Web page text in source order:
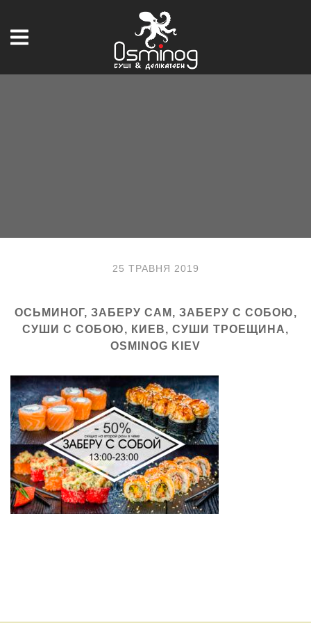
25 ТРАВНЯ 2019
ОСЬМИНОГ, ЗАБЕРУ САМ, ЗАБЕРУ С СОБОЮ,
СУШИ С СОБОЮ, КИЕВ, СУШИ ТРОЕЩИНА,
OSMINOG KIEV